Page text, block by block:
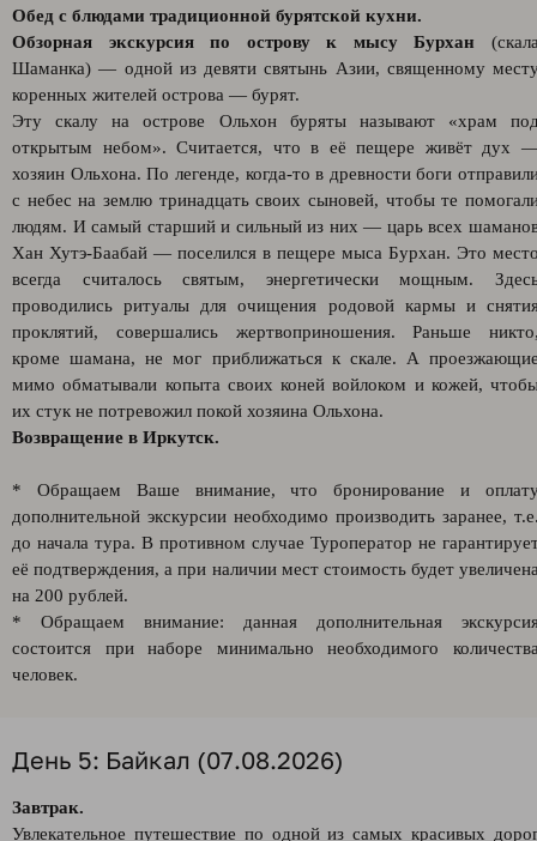
Обед с блюдами традиционной бурятской кухни.
Обзорная экскурсия по острову к мысу Бурхан
Шаманка) — одной из девяти святынь Азии, священному
коренных жителей острова — бурят.
Эту скалу на острове Ольхон буряты называют «храм
открытым небом». Считается, что в её пещере живёт дух
хозяин Ольхона. По легенде, когда-то в древности боги
с небес на землю тринадцать своих сыновей, чтобы те
людям. И самый старший и сильный из них — царь всех
Хан Хутэ-Баабай — поселился в пещере мыса Бурхан. Это
всегда считалось святым, энергетически мощным.
проводились ритуалы для очищения родовой кармы и
проклятий, совершались жертвоприношения. Раньше
кроме шамана, не мог приближаться к скале. А
мимо обматывали копыта своих коней войлоком и кожей,
их стук не потревожил покой хозяина Ольхона.
Возвращение в Иркутск.
* Обращаем Ваше внимание, что бронирование и
дополнительной экскурсии необходимо производить заранее,
до начала тура. В противном случае Туроператор не
её подтверждения, а при наличии мест стоимость будет
на 200 рублей.
* Обращаем внимание: данная дополнительная
состоится при наборе минимально необходимого
человек.
День 5: Байкал (07.08.2026)
Завтрак.
Увлекательное путешествие по одной из самых красивых